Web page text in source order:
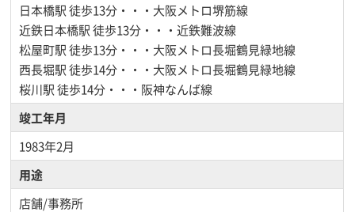
日本橋駅徒歩13分・・・大阪メトロ堺筋線
近鉄日本橋駅徒歩13分・・・近鉄難波線
松屋町駅徒歩13分・・・大阪メトロ長堀鶴見緑地線
西長堀駅徒歩14分・・・大阪メトロ長堀鶴見緑地線
桜川駅徒歩14分・・・阪神なんば線
竣工年月
1983年2月
用途
店舗/事務所